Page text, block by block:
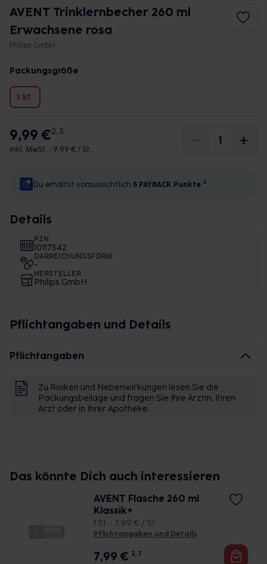
AVENT Trinklernbecher 260 ml
Erwachsene rosa
Philips GmbH
Packungsgröße
1 St.
9,99 €2, 3
inkl. MwSt. • 9,99 € / St.
Du erhältst voraussichtlich 5 PAYBACK Punkte 4
Details
PZN
10117542
DARREICHUNGSFORM
-
HERSTELLER
Philips GmbH
Pflichtangaben und Details
Pflichtangaben
Zu Risiken und Nebenwirkungen lesen Sie die
Packungsbeilage und fragen Sie Ihre Ärztin, Ihren
Arzt oder in Ihrer Apotheke.
Das könnte Dich auch interessieren
AVENT Flasche 260 ml
Klassik+
1 St. • 7,99 € / St.
Pflichtangaben und Details
7,99 € 2, 3